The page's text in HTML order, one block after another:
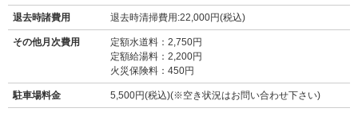
退去時諸費用 退去時清掃費用:22,000円(税込)
その他月次費用
定額水道料：2,750円
定額給湯料：2,200円
火災保険料：450円
駐車場料金 5,500円(税込)(※空き状況はお問い合わせ下さい)